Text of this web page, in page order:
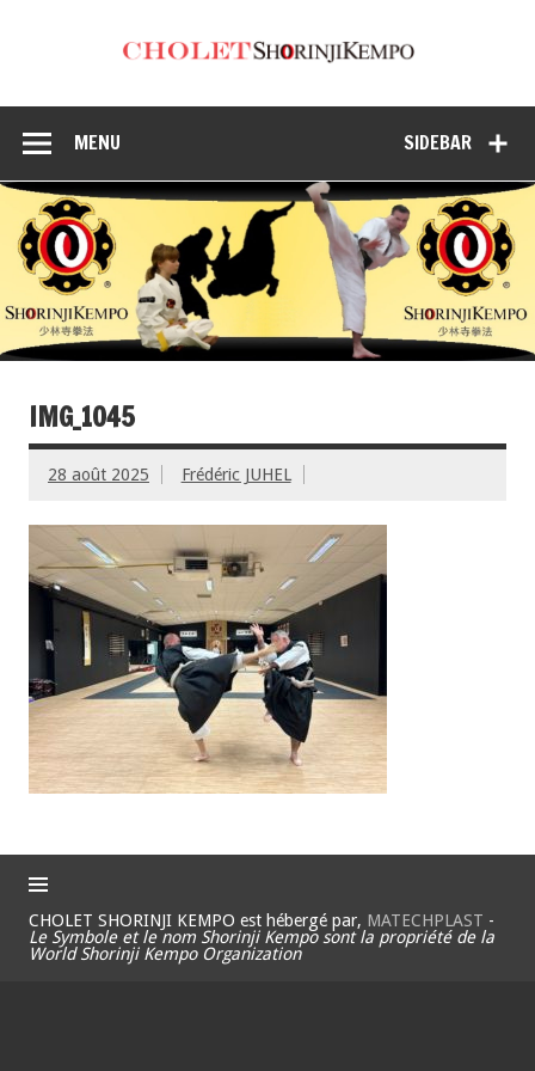
SIDEBAR
MENU
IMG_1045
28 août 2025 Frédéric JUHEL
CHOLET SHORINJI KEMPO est hébergé par, MATECHPLAST -
Le Symbole et le nom Shorinji Kempo sont la propriété de la
World Shorinji Kempo Organization